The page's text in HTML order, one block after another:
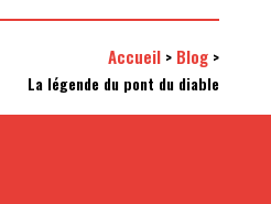
Accueil > Blog >
La légende du pont du diable